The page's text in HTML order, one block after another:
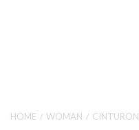
HOME / WOMAN /